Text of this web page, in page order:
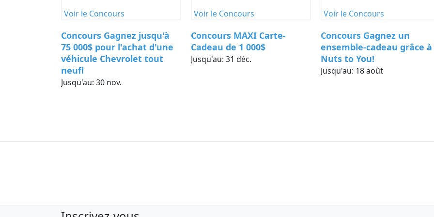
Voir le Concours
Concours MAXI Carte-
Cadeau de 1 000$
Jusqu'au:31 déc.
Voir le Concours
Concours Gagnez un
ensemble-cadeau grâce à
Nuts to You!
Voir le Concours
Concours Gagnez un
voyage à Hawaï!
Jusqu'au:1 oct.